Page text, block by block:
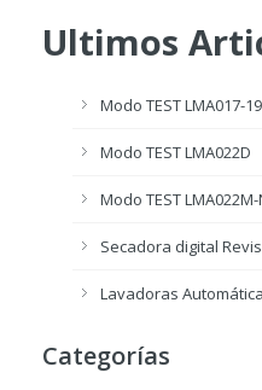
Ultimos
Modo TEST LMA017-
Modo TEST LMA022D
Modo TEST LMA022M-
Secadora digital
Lavadoras
Categorías